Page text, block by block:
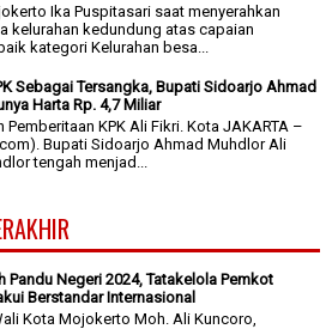
Ika Puspitasari saat menyerahkan
kelurahan kedundung atas capaian
kategori Kelurahan besa...
Sebagai Tersangka, Bupati Sidoarjo Ahmad
Harta Rp. 4,7 Miliar
Pemberitaan KPK Ali Fikri. Kota JAKARTA –
Bupati Sidoarjo Ahmad Muhdlor Ali
tengah menjad...
Pandu Negeri 2024, Tatakelola Pemkot
Berstandar Internasional
Kota Mojokerto Moh. Ali Kuncoro,